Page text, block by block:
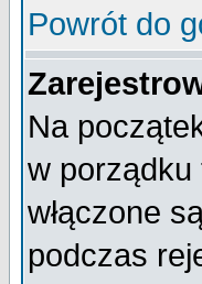
Powrót do
Na
w porządku
włączone
podczas